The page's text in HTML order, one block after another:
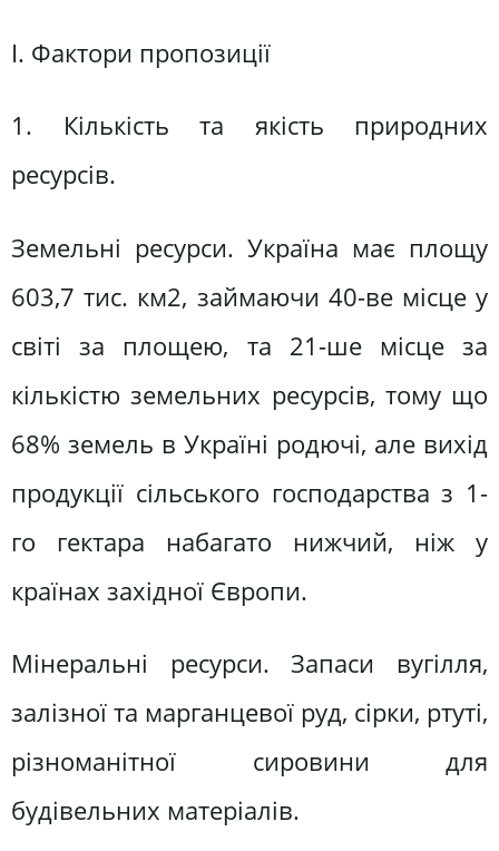
І. Фактори пропозиції
1. Кількість та якість природних
ресурсів.
Земельні ресурси. Україна має площу
603,7 тис. км2, займаючи 40-ве місце у
світі за площею, та 21-ше місце за
кількістю земельних ресурсів, тому що
68% земель в Україні родючі, але вихід
продукції сільського господарства з 1-
го гектара набагато нижчий, ніж у
країнах західної Європи.
Мінеральні ресурси. Запаси вугілля,
залізної та марганцевої руд, сірки, ртуті,
різноманітної сировини для
будівельних матеріалів.